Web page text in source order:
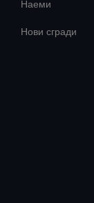
Наеми
Нови сгради